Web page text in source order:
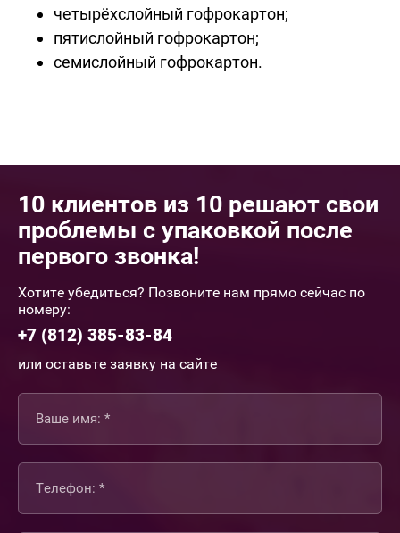
четырёхслойный гофрокартон;
пятислойный гофрокартон;
семислойный гофрокартон.
10 клиентов из 10 решают свои
проблемы с упаковкой после
первого звонка!
Хотите убедиться? Позвоните нам прямо сейчас по
номеру:
+7 (812) 385-83-84
или оставьте заявку на сайте